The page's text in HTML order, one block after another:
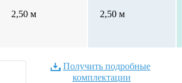
2,50 м 2,50 м
Получить подробные
комплектации